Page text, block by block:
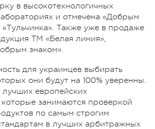
в высокотехнологичных
и отмечена «Добрым
«Тульчинка». Также уже в продаже
ТМ «Белая линия»,
знаком».
для украинцев выбирать
они будут на 100% уверенны.
европейских
которые занимаются проверкой
по самым строгим
в лучших арбитражных